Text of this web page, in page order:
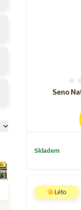
Seno
Skladem
☀️Léto